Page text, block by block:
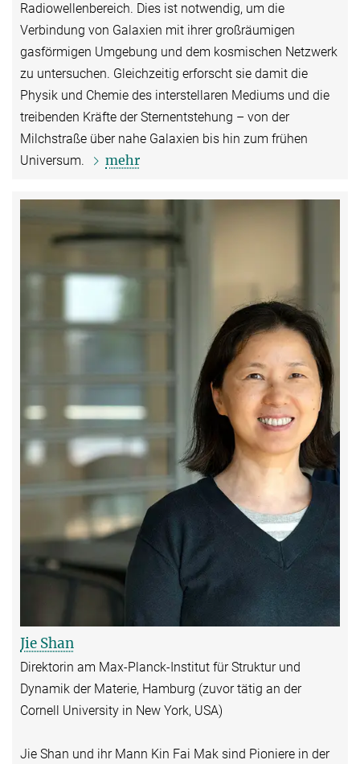
Radiowellenbereich. Dies ist notwendig, um die
Verbindung von Galaxien mit ihrer großräumigen
gasförmigen Umgebung und dem kosmischen Netzwerk
zu untersuchen. Gleichzeitig erforscht sie damit die
Physik und Chemie des interstellaren Mediums und die
treibenden Kräfte der Sternentstehung – von der
Milchstraße über nahe Galaxien bis hin zum frühen
Universum.
mehr
Jie Shan
Direktorin am Max-Planck-Institut für Struktur und
Dynamik der Materie, Hamburg (zuvor tätig an der
Cornell University in New York, USA)
Jie Shan und ihr Mann Kin Fai Mak sind Pioniere in der